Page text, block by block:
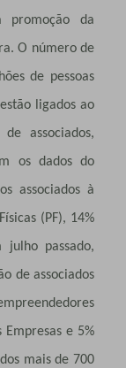
promoção da
O número de
de pessoas
ligados ao
associados,
os dados do
associados à
(PF), 14%
julho passado,
de associados
e 5%
mais de 700